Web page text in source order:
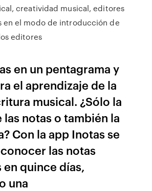
creatividad musical, editores
en el modo de introducción de
editores
en un pentagrama y
el aprendizaje de la
musical. ¿Sólo la
notas o también la
Con la app Inotas se
las notas
en quince días,
una